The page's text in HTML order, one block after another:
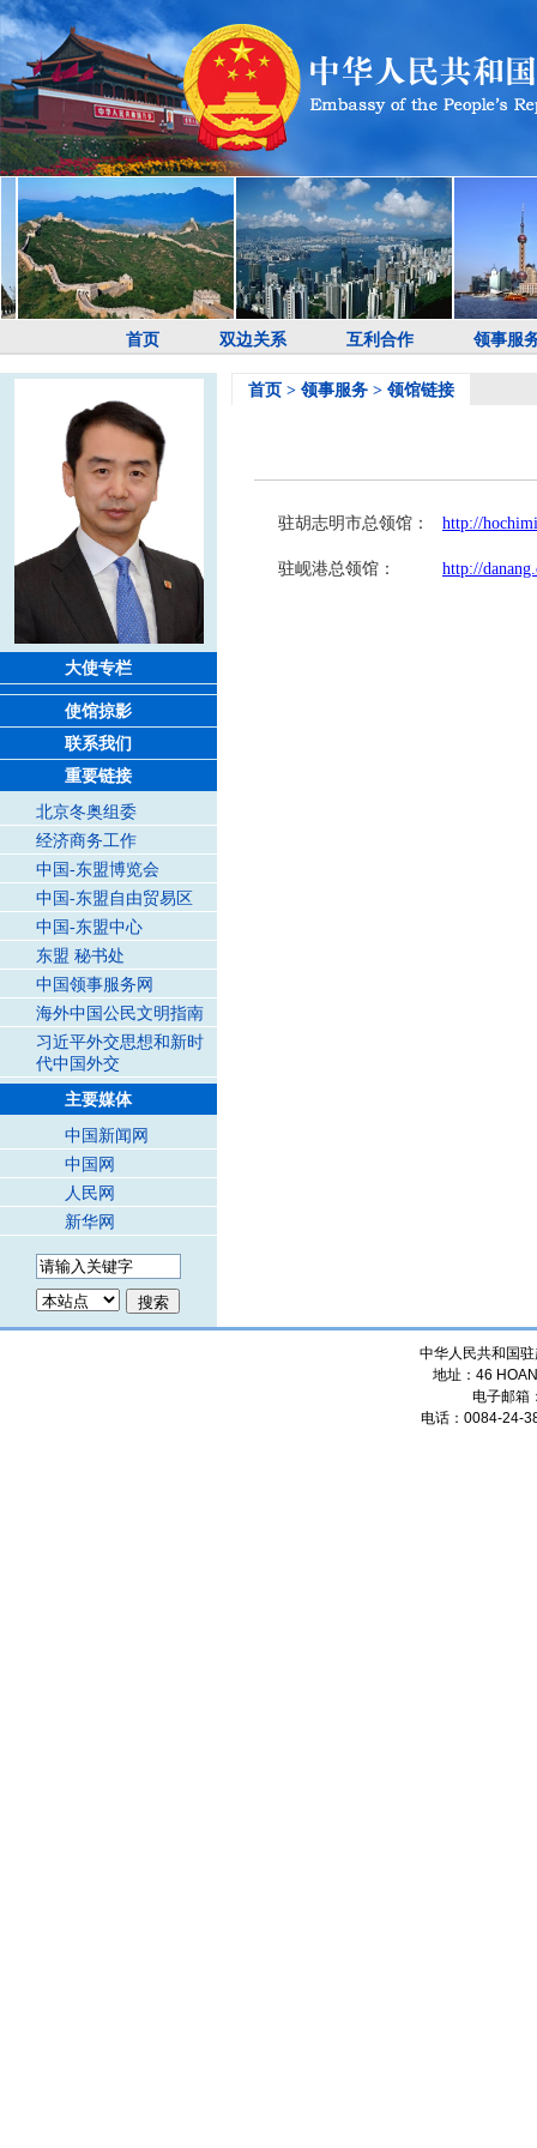
首页 双边关系 互利合作 领事服
大使专栏
使馆掠影
联系我们
重要链接
北京冬奥组委
经济商务工作
中国-东盟博览会
中国-东盟自由贸易区
中国-东盟中心
东盟 秘书处
中国领事服务网
海外中国公民文明指南
习近平外交思想和新时
代中国外交
主要媒体
中国新闻网
中国网
人民网
新华网
首页 > 领事服务 > 领馆链接
驻胡志明市总领馆： http://
驻岘港总领馆： http://
中华人民共和国
地址：46
电子邮箱
电话：0084-24-